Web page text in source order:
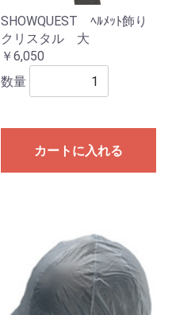
SHOWQUEST ﾍﾙﾒｯﾄ飾り
クリスタル 大
￥6,050
数量
カートに入れる